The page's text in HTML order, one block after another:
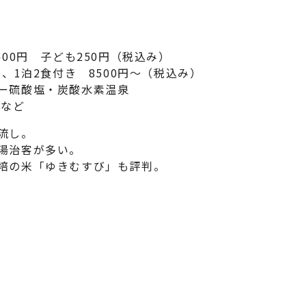
円 子ども250円（税込み）
1泊2食付き 8500円～（税込み）
硫酸塩・炭酸水素温泉
ど
。
客が多い。
米「ゆきむすび」も評判。